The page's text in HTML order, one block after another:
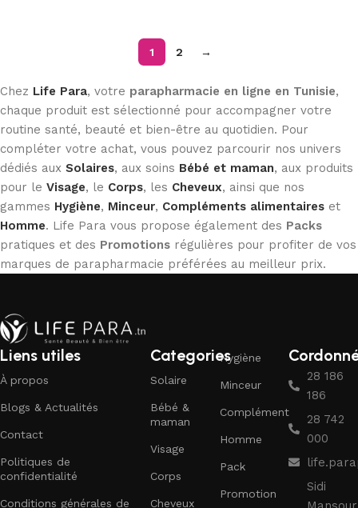
1 2 →
Chez Life Para, votre parapharmacie en ligne en Tunisie,
chaque produit est sélectionné pour accompagner votre
routine santé, beauté et bien-être au quotidien. Pour
compléter votre achat, vous pouvez parcourir nos univers
dédiés aux Solaires, aux soins Bébé et maman, aux produits
pour le Visage, le Corps, les Cheveux, ainsi que nos
gammes Hygiène, Minceur, Compléments alimentaires et
Homme. Life Para vous propose également des Packs
pratiques et des Promotions régulières pour profiter de vos
marques de parapharmacie préférées au meilleur prix.
Liens utiles
À propos
Blogs & Actualités
Contact
Politiques de
confidentialité
Conditions générales de
Categories
Solaire
Bébé &
maman
Visage
Corps
Cheveux
Hygiène
Minceur
Complément
Homme
Pack
Promotion
28 186
186
28 742
000
Sidi